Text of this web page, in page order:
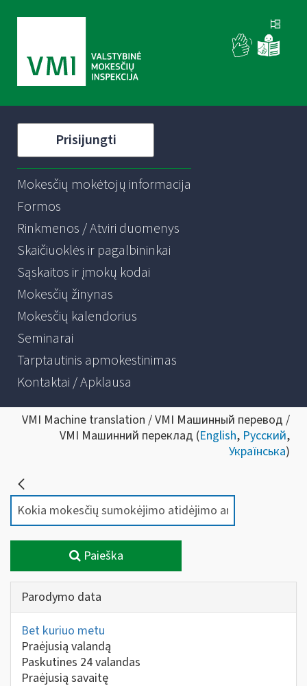
Prisijungti
Mokesčių mokėtojų informacija
Formos
Rinkmenos / Atviri duomenys
Skaičiuoklės ir pagalbininkai
Sąskaitos ir įmokų kodai
Mokesčių žinynas
Mokesčių kalendorius
Seminarai
Tarptautinis apmokestinimas
Kontaktai / Apklausa
VMI Machine translation / VMI Машинный перевод /
VMI Машинний переклад (English, Русский,
Українська)
Paieška
Parodymo data
Bet kuriuo metu
Praėjusią valandą
Paskutines 24 valandas
Praėjusią savaitę